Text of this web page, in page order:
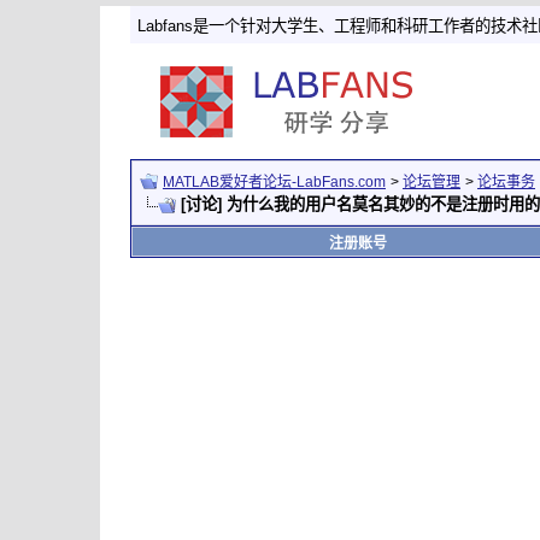
Labfans是一个针对大学生、工程师和科研工作者的技术社
MATLAB爱好者论坛-LabFans.com > 论坛管理 > 论坛事务
[讨论] 为什么我的用户名莫名其妙的不是注册时用的
注册账号